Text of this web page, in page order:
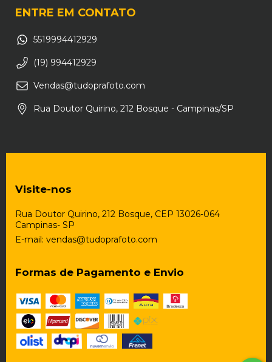
ENTRE EM CONTATO
5519994412929
(19) 994412929
Vendas@tudoprafoto.com
Rua Doutor Quirino, 212 Bosque - Campinas/SP
Visite-nos
Rua Doutor Quirino, 212 Bosque, CEP 13026-064
Campinas- SP
E-mail: vendas@tudoprafoto.com
Formas de Pagamento e Envio